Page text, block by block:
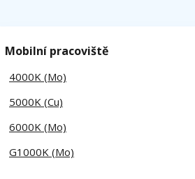
Mobilní pracoviště
4000K (Mo)
5000K (Cu)
6000K (Mo)
G1000K (Mo)